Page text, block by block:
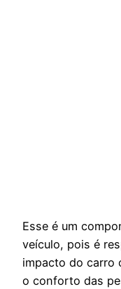
Esse é um
veículo, pois é
impacto do carro
o conforto das